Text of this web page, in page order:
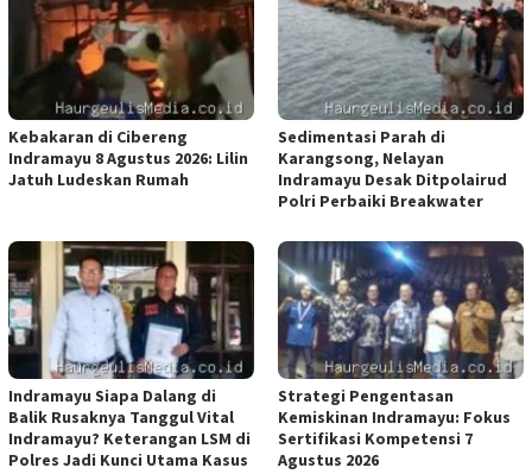
Kebakaran di Cibereng
Indramayu 8 Agustus 2026: Lilin
Jatuh Ludeskan Rumah
Sedimentasi Parah di
Karangsong, Nelayan
Indramayu Desak Ditpolairud
Polri Perbaiki Breakwater
Indramayu Siapa Dalang di
Balik Rusaknya Tanggul Vital
Indramayu? Keterangan LSM di
Polres Jadi Kunci Utama Kasus
Strategi Pengentasan
Kemiskinan Indramayu: Fokus
Sertifikasi Kompetensi 7
Agustus 2026